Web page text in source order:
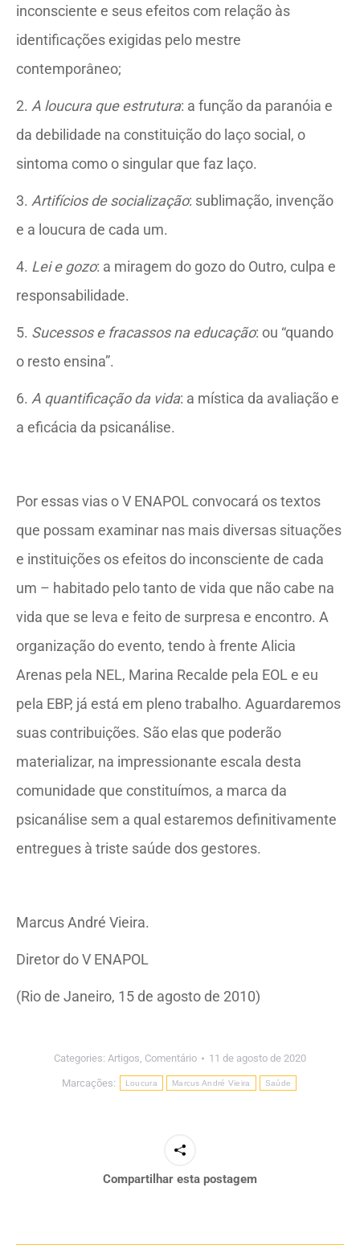
inconsciente e seus efeitos com relação às
identificações exigidas pelo mestre
contemporâneo;
2. A loucura que estrutura: a função da paranóia e
da debilidade na constituição do laço social, o
sintoma como o singular que faz laço.
3. Artifícios de socialização: sublimação, invenção
e a loucura de cada um.
4. Lei e gozo: a miragem do gozo do Outro, culpa e
responsabilidade.
5. Sucessos e fracassos na educação: ou “quando
o resto ensina”.
6. A quantificação da vida: a mística da avaliação e
a eficácia da psicanálise.
Por essas vias o V ENAPOL convocará os textos
que possam examinar nas mais diversas situações
e instituições os efeitos do inconsciente de cada
um – habitado pelo tanto de vida que não cabe na
vida que se leva e feito de surpresa e encontro. A
organização do evento, tendo à frente Alicia
Arenas pela NEL, Marina Recalde pela EOL e eu
pela EBP, já está em pleno trabalho. Aguardaremos
suas contribuições. São elas que poderão
materializar, na impressionante escala desta
comunidade que constituímos, a marca da
psicanálise sem a qual estaremos definitivamente
entregues à triste saúde dos gestores.
Marcus André Vieira.
Diretor do V ENAPOL
(Rio de Janeiro, 15 de agosto de 2010)
Categories: Artigos, Comentário 11 de agosto de 2020
Marcações: Loucura Marcus André Vieira Saúde
Compartilhar esta postagem